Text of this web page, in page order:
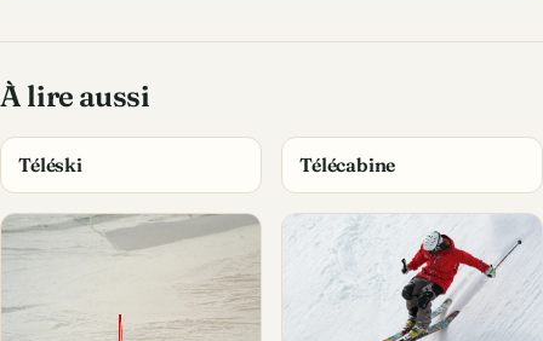
À lire aussi
Téléski Télécabine